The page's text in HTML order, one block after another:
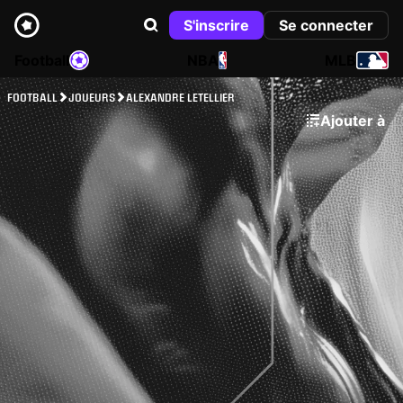
S'inscrire
Se connecter
NBA
FOOTBALL JOUEURS ALEXANDRE LETELLIER
Ajouter à